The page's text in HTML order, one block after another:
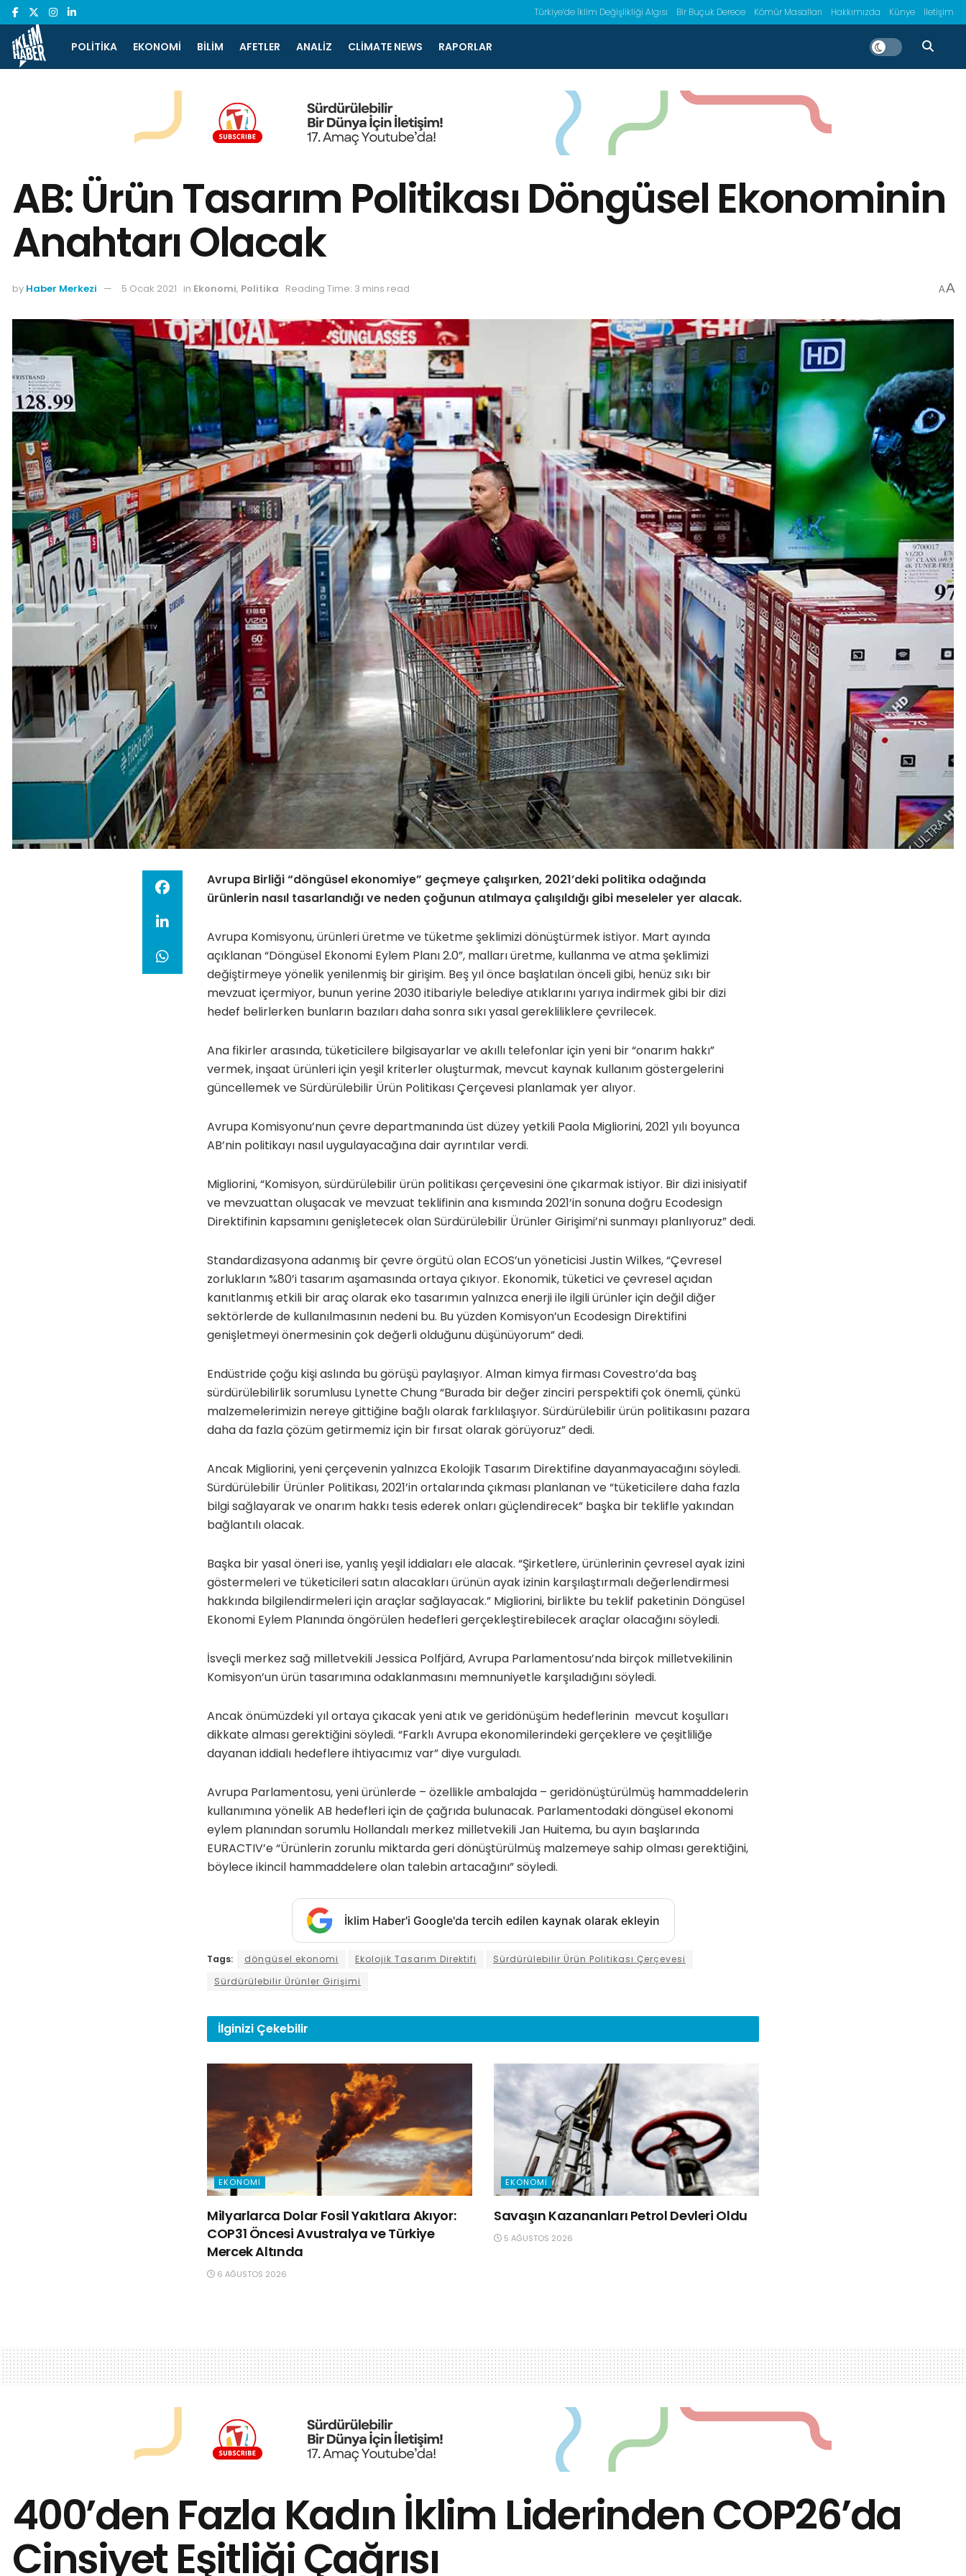
Türkiye’de İklim Değişlikliği Algısı Bir Buçuk Derece Kömür Masalları Hakkımızda Künye İletişim
POLITIKA EKONOMI BILIM AFETLER ANALIZ CLIMATE NEWS RAPORLAR
AB: Ürün Tasarım Politikası Döngüsel Ekonominin
Anahtarı Olacak
by Haber Merkezi 5 Ocak 2021 in Ekonomi, Politika Reading Time: 3 mins read AA
Avrupa Birliği “döngüsel ekonomiye” geçmeye çalışırken, 2021’deki politika odağında
ürünlerin nasıl tasarlandığı ve neden çoğunun atılmaya çalışıldığı gibi meseleler yer alacak.
Avrupa Komisyonu, ürünleri üretme ve tüketme şeklimizi dönüştürmek istiyor. Mart ayında
açıklanan “Döngüsel Ekonomi Eylem Planı 2.0”, malları üretme, kullanma ve atma şeklimizi
değiştirmeye yönelik yenilenmiş bir girişim. Beş yıl önce başlatılan önceli gibi, henüz sıkı bir
mevzuat içermiyor, bunun yerine 2030 itibariyle belediye atıklarını yarıya indirmek gibi bir dizi
hedef belirlerken bunların bazıları daha sonra sıkı yasal gerekliliklere çevrilecek.
Ana fikirler arasında, tüketicilere bilgisayarlar ve akıllı telefonlar için yeni bir “onarım hakkı”
vermek, inşaat ürünleri için yeşil kriterler oluşturmak, mevcut kaynak kullanım göstergelerini
güncellemek ve Sürdürülebilir Ürün Politikası Çerçevesi planlamak yer alıyor.
Avrupa Komisyonu’nun çevre departmanında üst düzey yetkili Paola Migliorini, 2021 yılı boyunca
AB’nin politikayı nasıl uygulayacağına dair ayrıntılar verdi.
Migliorini, “Komisyon, sürdürülebilir ürün politikası çerçevesini öne çıkarmak istiyor. Bir dizi inisiyatif
ve mevzuattan oluşacak ve mevzuat teklifinin ana kısmında 2021’in sonuna doğru Ecodesign
Direktifinin kapsamını genişletecek olan Sürdürülebilir Ürünler Girişimi’ni sunmayı planlıyoruz” dedi.
Standardizasyona adanmış bir çevre örgütü olan ECOS’un yöneticisi Justin Wilkes, “Çevresel
zorlukların %80’i tasarım aşamasında ortaya çıkıyor. Ekonomik, tüketici ve çevresel açıdan
kanıtlanmış etkili bir araç olarak eko tasarımın yalnızca enerji ile ilgili ürünler için değil diğer
sektörlerde de kullanılmasının nedeni bu. Bu yüzden Komisyon’un Ecodesign Direktifini
genişletmeyi önermesinin çok değerli olduğunu düşünüyorum” dedi.
Endüstride çoğu kişi aslında bu görüşü paylaşıyor. Alman kimya firması Covestro’da baş
sürdürülebilirlik sorumlusu Lynette Chung “Burada bir değer zinciri perspektifi çok önemli, çünkü
malzemelerimizin nereye gittiğine bağlı olarak farklılaşıyor. Sürdürülebilir ürün politikasını pazara
daha da fazla çözüm getirmemiz için bir fırsat olarak görüyoruz” dedi.
Ancak Migliorini, yeni çerçevenin yalnızca Ekolojik Tasarım Direktifine dayanmayacağını söyledi.
Sürdürülebilir Ürünler Politikası, 2021’in ortalarında çıkması planlanan ve “tüketicilere daha fazla
bilgi sağlayarak ve onarım hakkı tesis ederek onları güçlendirecek” başka bir teklifle yakından
bağlantılı olacak.
Başka bir yasal öneri ise, yanlış yeşil iddiaları ele alacak. “Şirketlere, ürünlerinin çevresel ayak izini
göstermeleri ve tüketicileri satın alacakları ürünün ayak izinin karşılaştırmalı değerlendirmesi
hakkında bilgilendirmeleri için araçlar sağlayacak.” Migliorini, birlikte bu teklif paketinin Döngüsel
Ekonomi Eylem Planında öngörülen hedefleri gerçekleştirebilecek araçlar olacağını söyledi.
İsveçli merkez sağ milletvekili Jessica Polfjärd, Avrupa Parlamentosu’nda birçok milletvekilinin
Komisyon’un ürün tasarımına odaklanmasını memnuniyetle karşıladığını söyledi.
Ancak önümüzdeki yıl ortaya çıkacak yeni atık ve geridönüşüm hedeflerinin mevcut koşulları
dikkate alması gerektiğini söyledi. “Farklı Avrupa ekonomilerindeki gerçeklere ve çeşitliliğe
dayanan iddialı hedeflere ihtiyacımız var” diye vurguladı.
Avrupa Parlamentosu, yeni ürünlerde – özellikle ambalajda – geridönüştürülmüş hammaddelerin
kullanımına yönelik AB hedefleri için de çağrıda bulunacak. Parlamentodaki döngüsel ekonomi
eylem planından sorumlu Hollandalı merkez milletvekili Jan Huitema, bu ayın başlarında
EURACTIV’e “Ürünlerin zorunlu miktarda geri dönüştürülmüş malzemeye sahip olması gerektiğini,
böylece ikincil hammaddelere olan talebin artacağını” söyledi.
İklim Haber'i Google'da tercih edilen kaynak olarak ekleyin
Tags: döngüsel ekonomi Ekolojik Tasarım Direktifi
Sürdürülebilir Ürün Politikası Çerçevesi
Sürdürülebilir Ürünler Girişimi
İlginizi Çekebilir
EKONOMI
Milyarlarca Dolar Fosil Yakıtlara Akıyor:
COP31 Öncesi Avustralya ve Türkiye
Mercek Altında
6 AĞUSTOS 2026
EKONOMI
Savaşın Kazananları Petrol Devleri Oldu
5 AĞUSTOS 2026
400’den Fazla Kadın İklim Liderinden COP26’da
Cinsiyet Eşitliği Çağrısı